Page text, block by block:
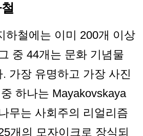
하철에는 이미 200개 이상
중 44개는 문화 기념물
가장 유명하고 가장 사진
하나는 Mayakovskaya
무는 사회주의 리얼리즘
개의 모자이크로 장식되